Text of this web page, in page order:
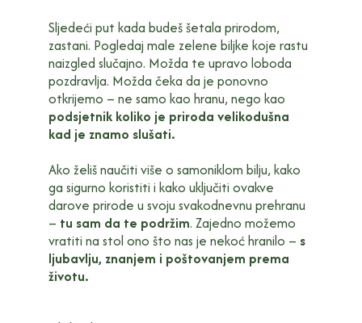
Sljedeći put kada budeš šetala prirodom,
zastani. Pogledaj male zelene biljke koje rastu
naizgled slučajno. Možda te upravo loboda
pozdravlja. Možda čeka da je ponovno
otkrijemo – ne samo kao hranu, nego kao
podsjetnik koliko je priroda velikodušna
kad je znamo slušati.
Ako želiš naučiti više o samoniklom bilju, kako
ga sigurno koristiti i kako uključiti ovakve
darove prirode u svoju svakodnevnu prehranu
– tu sam da te podržim. Zajedno možemo
vratiti na stol ono što nas je nekoć hranilo – s
ljubavlju, znanjem i poštovanjem prema
životu.